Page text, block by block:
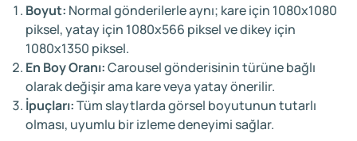
Boyut: Normal gönderilerle aynı; kare için 1080x1080
piksel, yatay için 1080x566 piksel ve dikey için
1080x1350 piksel.
En Boy Oranı:Carousel gönderisinin türüne bağlı
olarak değişir ama kare veya yatay önerilir.
İpuçları:Tüm slaytlarda görsel boyutunun tutarlı
olması, uyumlu bir izleme deneyimi sağlar.